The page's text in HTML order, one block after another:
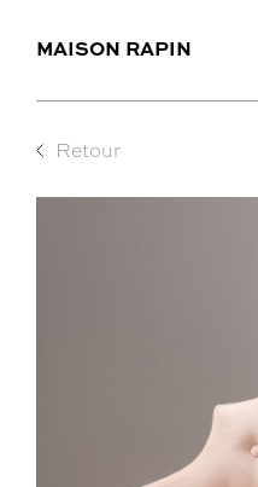
MAISON RAPIN
Retour